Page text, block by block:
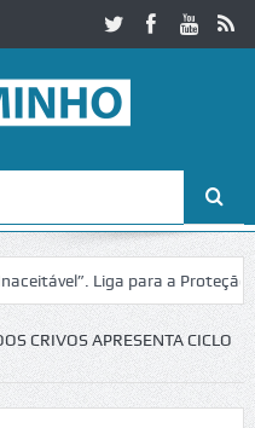
Liga para a Proteção da
do Castelo de Cerveira
CRIVOS APRESENTA CICLO